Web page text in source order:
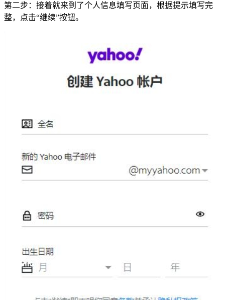
第二步：接着就来到了个人信息填写页面，根据提示填写完
整，点击“继续”按钮。